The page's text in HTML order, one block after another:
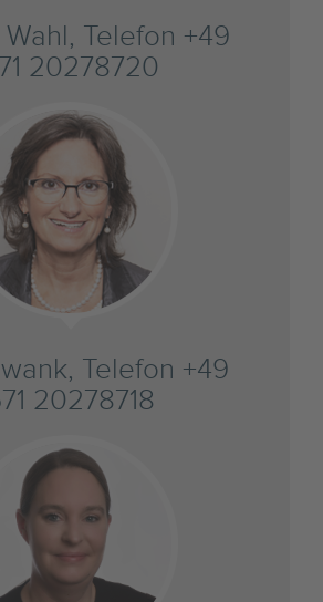
Telefon +49
20278720
Telefon +49
20278718